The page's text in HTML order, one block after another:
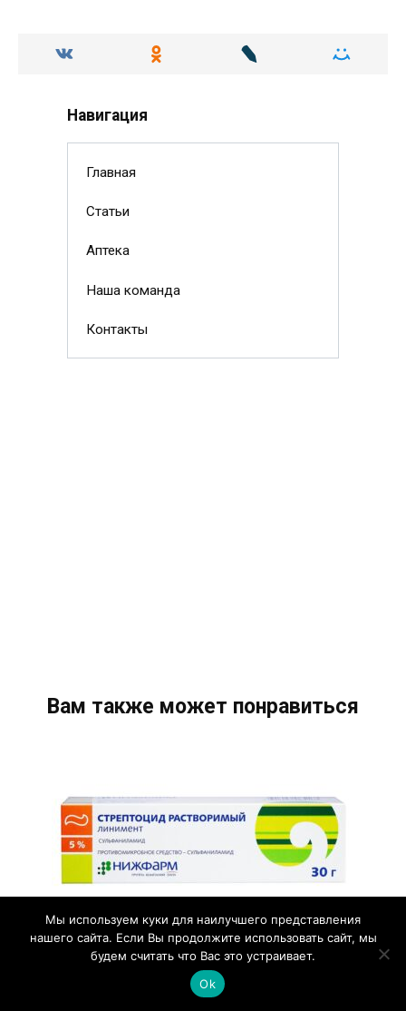
Навигация
Главная
Статьи
Аптека
Наша команда
Контакты
Вам также может понравиться
Стрептоцидовая мазь: подробная
инструкция и рекомендации по
Мы используем куки для наилучшего представления
нашего сайта. Если Вы продолжите использовать сайт, мы
будем считать что Вас это устраивает.
Ok